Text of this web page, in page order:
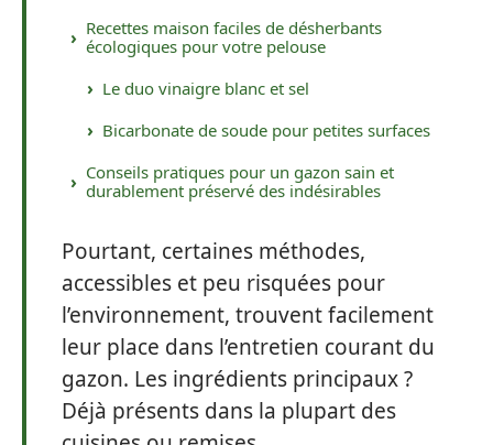
Recettes maison faciles de désherbants
écologiques pour votre pelouse
Le duo vinaigre blanc et sel
Bicarbonate de soude pour petites surfaces
Conseils pratiques pour un gazon sain et
durablement préservé des indésirables
Pourtant, certaines méthodes,
accessibles et peu risquées pour
l’environnement, trouvent facilement
leur place dans l’entretien courant du
gazon. Les ingrédients principaux ?
Déjà présents dans la plupart des